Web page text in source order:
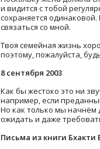
и видится с тобой
сохраняется
связаться со мной.
Твоя семейная жизнь
поэтому, пожалуйста,
8 сентября 2003
Как бы жестоко это ни
например, если
Но как только мы начнём
ожидать и даже
Письма из книги